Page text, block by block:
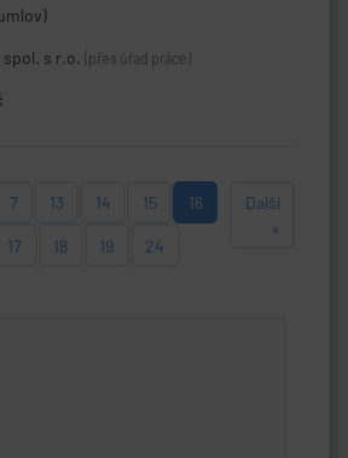
s r.o. (přes úřad práce)
7 13 14 15 16
17 18 19 24
Další
»